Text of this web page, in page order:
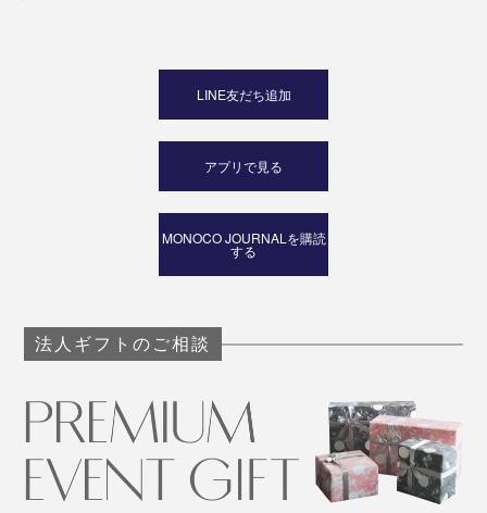
LINE友だち追加
アプリで見る
MONOCO JOURNALを購読
する
法人ギフトのご相談